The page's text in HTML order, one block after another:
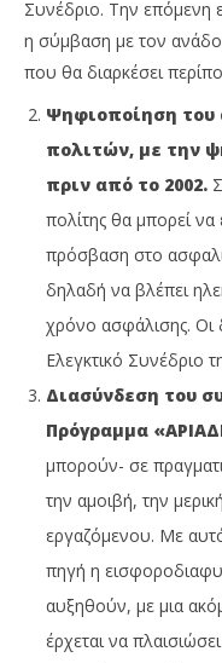
Συνέδριο. Την επόμενη
η σύμβαση με τον
που θα διαρκέσει
Ψηφιοποίηση του
πολιτών, με την
πριν από το 2002.
πολίτης θα μπορεί να
πρόσβαση στο
δηλαδή να βλέπει
χρόνο ασφάλισης. Οι
Ελεγκτικό Συνέδριο
Διασύνδεση του
Πρόγραμμα
μπορούν- σε
την αμοιβή, την
εργαζόμενου. Με
πηγή η
αυξηθούν, με μια
έρχεται να